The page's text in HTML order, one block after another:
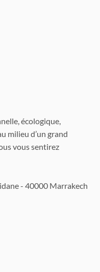
écologique,
milieu d’un grand
vous sentirez
- 40000 Marrakech